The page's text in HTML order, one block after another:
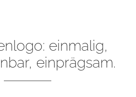
einmalig,
einprägsam.